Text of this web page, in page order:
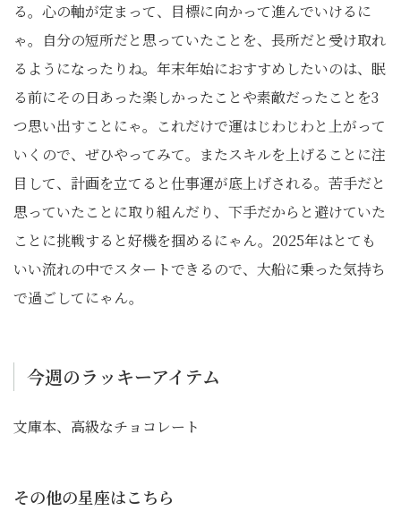
る。心の軸が定まって、目標に向かって進んでいけるに
ゃ。自分の短所だと思っていたことを、長所だと受け取れ
るようになったりね。年末年始におすすめしたいのは、眠
る前にその日あった楽しかったことや素敵だったことを3
つ思い出すことにゃ。これだけで運はじわじわと上がって
いくので、ぜひやってみて。またスキルを上げることに注
目して、計画を立てると仕事運が底上げされる。苦手だと
思っていたことに取り組んだり、下手だからと避けていた
ことに挑戦すると好機を掴めるにゃん。2025年はとても
いい流れの中でスタートできるので、大船に乗った気持ち
で過ごしてにゃん。
今週のラッキーアイテム
文庫本、高級なチョコレート
その他の星座はこちら